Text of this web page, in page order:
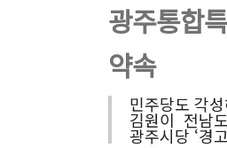
광주통합
약속
민주당도 각
김원이 전남
광주시당 ‘경